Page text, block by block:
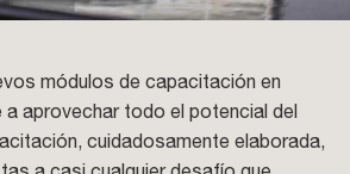
módulos de capacitación en
a aprovechar todo el potencial del
cuidadosamente elaborada,